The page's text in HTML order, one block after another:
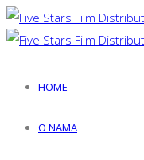
HOME
O NAMA